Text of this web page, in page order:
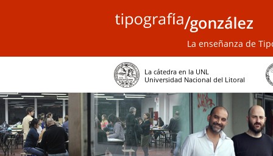
La enseñanza de
La cátedra en la UNL
Universidad Nacional del Litoral